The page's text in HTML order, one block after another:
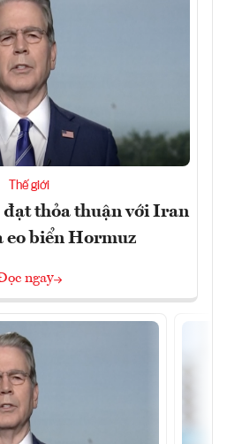
Thế giới
đạt thỏa thuận với Iran
eo biển Hormuz
ngay